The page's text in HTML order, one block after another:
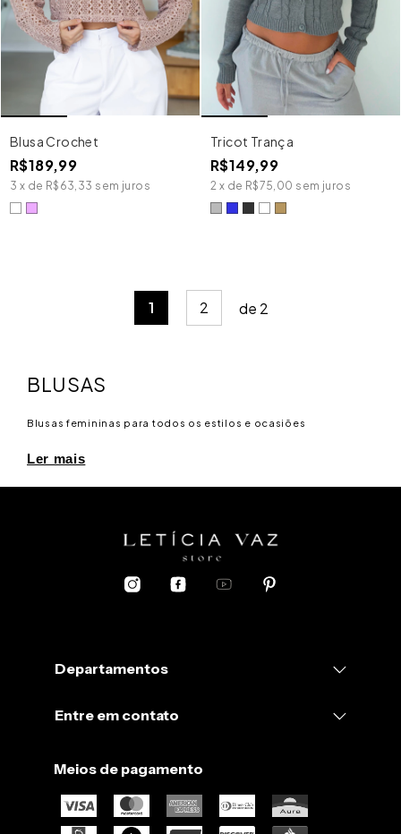
Blusa Crochet
R$189,99
3 x de R$63,33 sem juros
Tricot Trança
R$149,99
2 x de R$75,00 sem juros
1 2 de 2
BLUSAS
Blusas femininas para todos os estilos e ocasiões
Ler mais
Departamentos
Entre em contato
Meios de pagamento